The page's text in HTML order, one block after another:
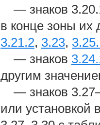
— знаков
в конце зоны их
3.21.2, 3.23,
— знаков
другим
— знаков
или установкой